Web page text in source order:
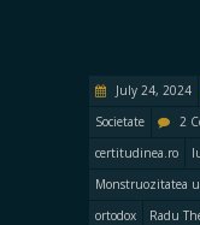
July 24, 2024
Societate
2
certitudinea.ro
Monstruozitatea
ortodox
Radu